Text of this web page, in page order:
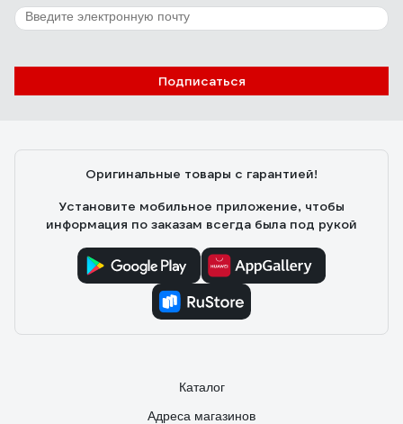
Отзыв о Ostendorf 110х2000 мм
Подписаться
Оригинальные товары с гарантией!
Установите мобильное приложение, чтобы
информация по заказам всегда была под рукой
Каталог
Адреса магазинов